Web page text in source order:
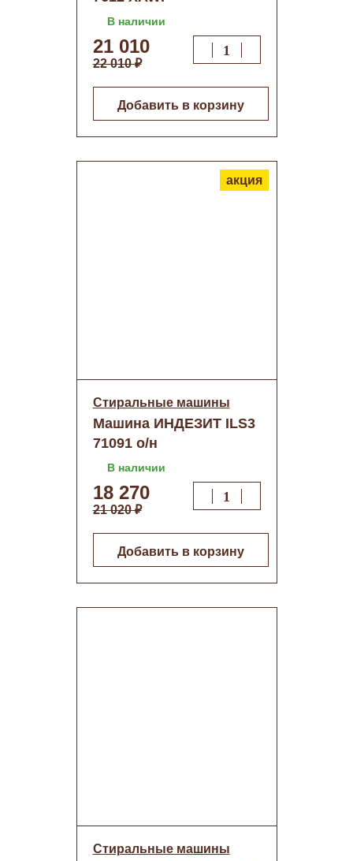
В наличии
21 010
22 010 ₽
Добавить в корзину
акция
Стиральные машины
Машина ИНДЕЗИТ ILS3
71091 о/н
В наличии
18 270
21 020 ₽
Добавить в корзину
Стиральные машины